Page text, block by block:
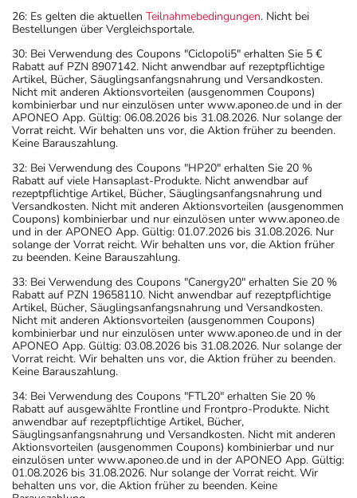
26: Es gelten die aktuellen Teilnahmebedingungen. Nicht bei
Bestellungen über Vergleichsportale.
30: Bei Verwendung des Coupons "Ciclopoli5" erhalten Sie 5 €
Rabatt auf PZN 8907142. Nicht anwendbar auf rezeptpflichtige
Artikel, Bücher, Säuglingsanfangsnahrung und Versandkosten.
Nicht mit anderen Aktionsvorteilen (ausgenommen Coupons)
kombinierbar und nur einzulösen unter www.aponeo.de und in der
APONEO App. Gültig: 06.08.2026 bis 31.08.2026. Nur solange der
Vorrat reicht. Wir behalten uns vor, die Aktion früher zu beenden.
Keine Barauszahlung.
32: Bei Verwendung des Coupons "HP20" erhalten Sie 20 %
Rabatt auf viele Hansaplast-Produkte. Nicht anwendbar auf
rezeptpflichtige Artikel, Bücher, Säuglingsanfangsnahrung und
Versandkosten. Nicht mit anderen Aktionsvorteilen (ausgenommen
Coupons) kombinierbar und nur einzulösen unter www.aponeo.de
und in der APONEO App. Gültig: 01.07.2026 bis 31.08.2026. Nur
solange der Vorrat reicht. Wir behalten uns vor, die Aktion früher
zu beenden. Keine Barauszahlung.
33: Bei Verwendung des Coupons "Canergy20" erhalten Sie 20 %
Rabatt auf PZN 19658110. Nicht anwendbar auf rezeptpflichtige
Artikel, Bücher, Säuglingsanfangsnahrung und Versandkosten.
Nicht mit anderen Aktionsvorteilen (ausgenommen Coupons)
kombinierbar und nur einzulösen unter www.aponeo.de und in der
APONEO App. Gültig: 03.08.2026 bis 31.08.2026. Nur solange der
Vorrat reicht. Wir behalten uns vor, die Aktion früher zu beenden.
Keine Barauszahlung.
34: Bei Verwendung des Coupons "FTL20" erhalten Sie 20 %
Rabatt auf ausgewählte Frontline und Frontpro-Produkte. Nicht
anwendbar auf rezeptpflichtige Artikel, Bücher,
Säuglingsanfangsnahrung und Versandkosten. Nicht mit anderen
Aktionsvorteilen (ausgenommen Coupons) kombinierbar und nur
einzulösen unter www.aponeo.de und in der APONEO App. Gültig:
01.08.2026 bis 31.08.2026. Nur solange der Vorrat reicht. Wir
behalten uns vor, die Aktion früher zu beenden. Keine